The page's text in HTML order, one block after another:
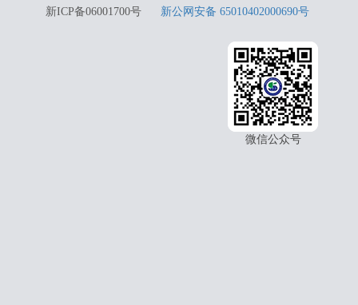
新ICP备06001700号 新公网安备 65010402000690号
微信公众号